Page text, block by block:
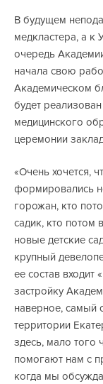
В будущем
медкластера, а
очередь
начала свою
Академическом
будет
медицинского
церемонии
«Очень хочется,
формировались
горожан, кто
садик, кто потом
новые детские
крупный
ее состав
застройку
наверное, самый
территории
здесь, мало того
помогают нам с
когда мы